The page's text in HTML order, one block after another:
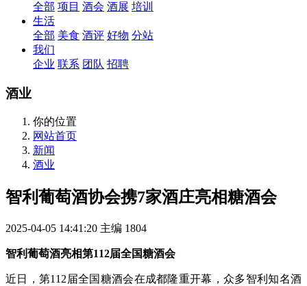
全部 项目 酒会 酒展 培训
生活
全部 美食 酒评 好物 分站
我们
企业 联系 团队 招聘
酒业
你的位置
网站首页
新闻
酒业
智利葡萄酒协会携7家酒庄亮相糖酒会
2025-04-05 14:41:20 主编 1804
智利葡萄酒亮相第112届全国糖酒会
近日，第112届全国糖酒会在成都隆重开幕，众多智利知名酒